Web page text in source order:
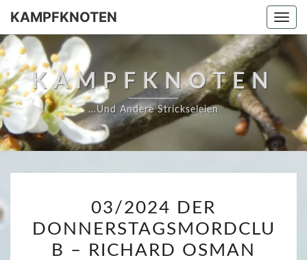
Skip
content
KAMPFKNOTEN
KAMPFKNOTEN
…und Andere Strickseleien
3
/
2
03/2024 DER
DONNERSTAGSMORDCLU
B – RICHARD OSMAN